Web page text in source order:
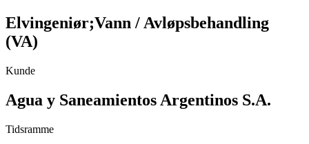
Elvingeniør;Vann / Avløpsbehandling
(VA)
Kunde
Agua y Saneamientos Argentinos S.A.
Tidsramme